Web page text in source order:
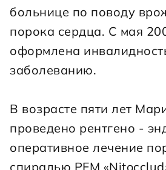
больнице по поводу
порока сердца. С мая
оформлена
заболеванию.
В возрасте пяти лет
проведено рентгено -
оперативное лечение
спиралью PFM